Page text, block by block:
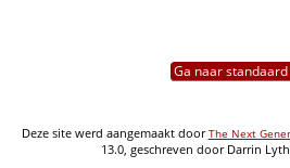
Ga naar standaard
Deze site werd aangemaakt doorThe Next
13.0, geschreven door Darrin